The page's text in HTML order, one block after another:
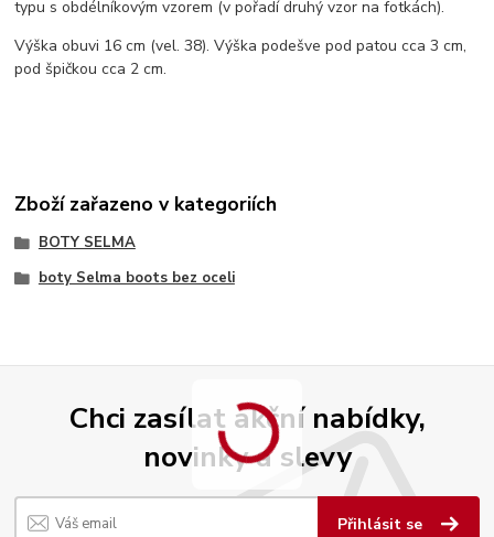
typu s obdélníkovým vzorem (v pořadí druhý vzor na fotkách).
Výška obuvi 16 cm (vel. 38). Výška podešve pod patou cca 3 cm,
pod špičkou cca 2 cm.
Zboží zařazeno v kategoriích
BOTY SELMA
boty Selma boots bez oceli
Chci zasílat akční nabídky,
novinky a slevy
Přihlásit se